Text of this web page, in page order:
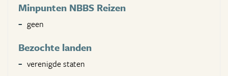
Minpunten NBBS Reizen
geen
Bezochte landen
verenigde staten